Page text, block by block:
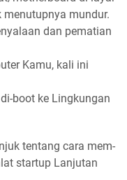
mundur.
dan pematian
Kamu, kali ini
boot ke Lingkungan
tentang cara mem-
startup Lanjutan